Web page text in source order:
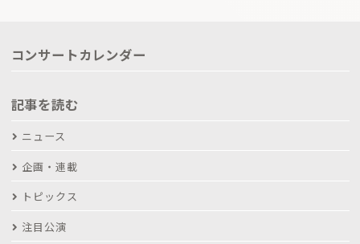
コンサートカレンダー
記事を読む
ニュース
企画・連載
トピックス
注目公演